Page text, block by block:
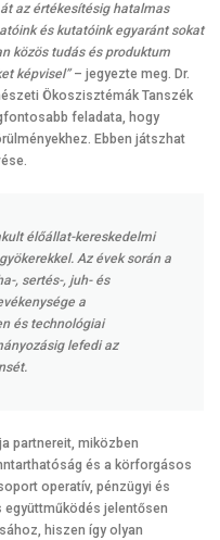
az értékesítésig hatalmas
és kutatóink egyaránt sokat
közös tudás és produktum
képvisel”– jegyezte meg. Dr.
Ökoszisztémák Tanszék
feladata, hogy
Ebben játszhat
élőállat-kereskedelmi
Az évek során a
, sertés-, juh- és
a
és technológiai
lefedi az
partnereit, miközben
és a körforgásos
operatív, pénzügyi és
jelentősen
hiszen így olyan